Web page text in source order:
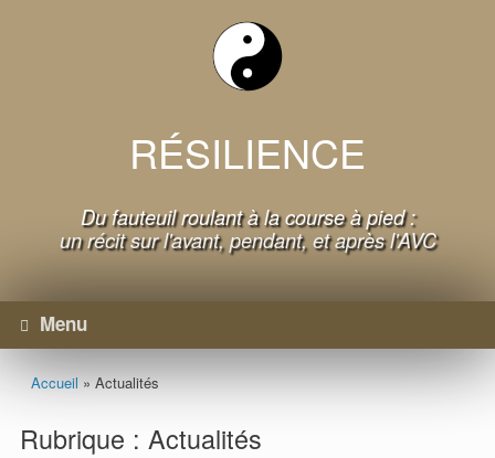
RÉSILIENCE
Du fauteuil roulant à la course à pied :
un récit sur l'avant, pendant, et après l'AVC
Menu
Accueil » Actualités
Rubrique : Actualités